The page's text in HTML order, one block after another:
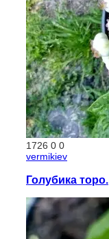
1726 0 0
vermikiev
Голубика торо.